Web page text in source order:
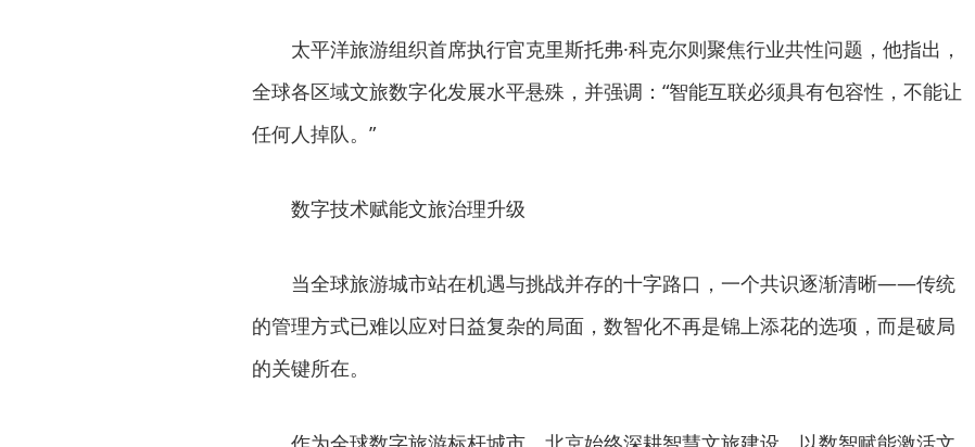
太平洋旅游组织首席执行官克里斯托弗·科克尔则聚焦行业共性问题，他指出，
全球各区域文旅数字化发展水平悬殊，并强调：“智能互联必须具有包容性，不能让
任何人掉队。”
数字技术赋能文旅治理升级
当全球旅游城市站在机遇与挑战并存的十字路口，一个共识逐渐清晰——传统
的管理方式已难以应对日益复杂的局面，数智化不再是锦上添花的选项，而是破局
的关键所在。